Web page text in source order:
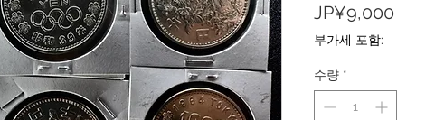
JP¥9,000
부가세 포함:
수량 *